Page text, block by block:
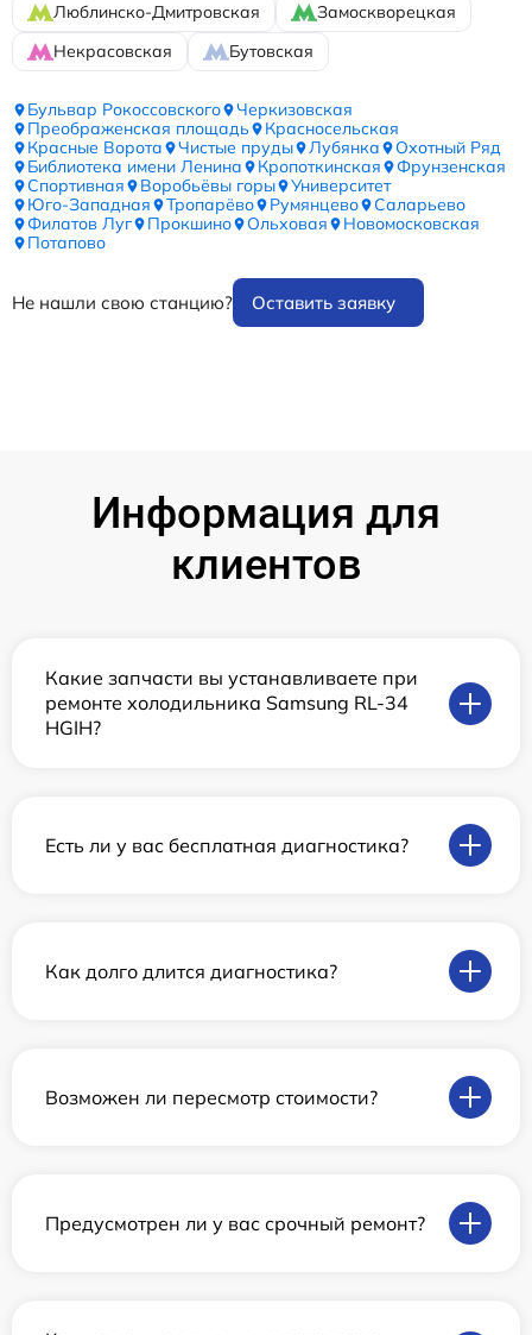
Люблинско-Дмитровская
Замоскворецкая
Некрасовская
Бутовская
Бульвар Рокоссовского
Черкизовская
Преображенская площадь
Красносельская
Красные Ворота
Чистые пруды Лубянка
Охотный Ряд
Библиотека имени Ленина
Кропоткинская
Фрунзенская
Спортивная
Воробьёвы горы
Университет
Юго-Западная
Тропарёво Румянцево
Саларьево
Филатов Луг
Прокшино Ольховая
Новомосковская
Потапово
Не нашли свою станцию? Оставить заявку
Информация для
клиентов
Какие запчасти вы устанавливаете при
ремонте холодильника Samsung RL-34
HGIH?
Есть ли у вас бесплатная диагностика?
Как долго длится диагностика?
Возможен ли пересмотр стоимости?
Предусмотрен ли у вас срочный ремонт?